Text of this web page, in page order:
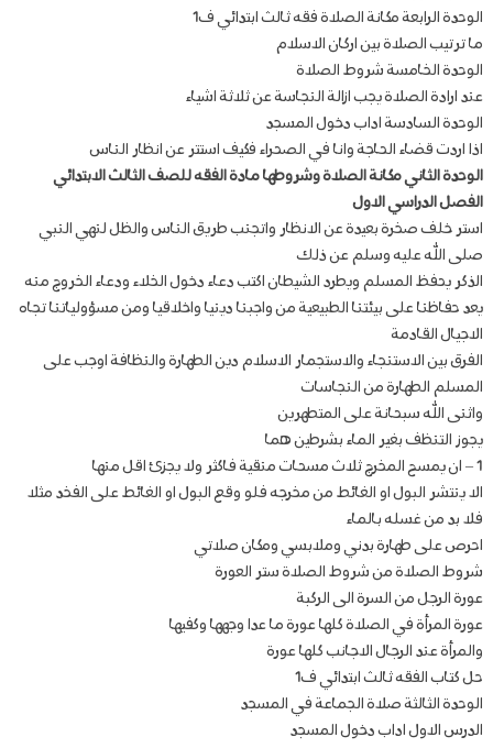
الوحدة الرابعة مكانة الصلاة فقه ثالث ابتدائي ف1
ما ترتيب الصلاة بين اركان الاسلام
الوحدة الخامسة شروط الصلاة
عند ارادة الصلاة يجب ازالة النجاسة عن ثلاثة اشياء
الوحدة السادسة اداب دخول المسجد
اذا اردت قضاء الحاجة وانا في الصحراء فكيف استتر عن انظار الناس
الوحدة الثاني مكانة الصلاة وشروطها مادة الفقه للصف الثالث الابتدائي
الفصل الدراسي الاول
استر خلف صخرة بعيدة عن الانظار واتجنب طريق الناس والظل لنهي النبي
صلى الله عليه وسلم عن ذلك
الذكر يحفظ المسلم ويطرد الشيطان اكتب دعاء دخول الخلاء ودعاء الخروج منه
يعد حفاظنا على بيئتنا الطبيعية من واجبنا دينيا واخلاقيا ومن مسؤولياتنا تجاه
الاجيال القادمة
الفرق بين الاستنجاء والاستجمار الاسلام دين الطهارة والنظافة اوجب على
المسلم الطهارة من النجاسات
واثنى الله سبحانة على المتطهرين
يجوز التنظف بغير الماء بشرطين هما
1 – ان يمسح المخرج ثلاث مسحات منقية فاكثر ولا يجزئ اقل منها
الا ينتشر البول او الغائط من مخرجه فلو وقع البول او الغائط على الفخد مثلا
فلا بد من غسله بالماء
احرص على طهارة بدني وملابسي ومكان صلاتي
شروط الصلاة من شروط الصلاة ستر العورة
عورة الرجل من السرة الى الركبة
عورة المرأة في الصلاة كلها عورة ما عدا وجهها وكفيها
والمرأة عند الرجال الاجانب كلها عورة
حل كتاب الفقه ثالث ابتدائي ف1
الوحدة الثالثة صلاة الجماعة في المسجد
الدرس الاول اداب دخول المسجد